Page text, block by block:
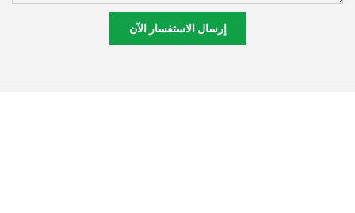
إرسال الاستفسار الآن